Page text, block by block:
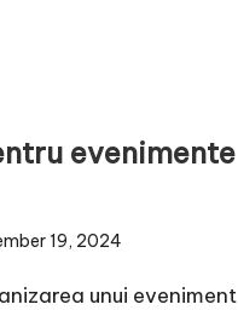
evenimente
19, 2024
unui eveniment